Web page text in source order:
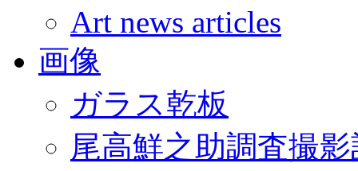
Art news articles
画像
ガラス乾板
尾高鮮之助調査撮